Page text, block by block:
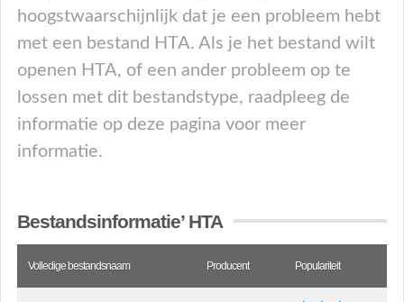
hoogstwaarschijnlijk dat je een probleem hebt
met een bestand HTA. Als je het bestand wilt
openen HTA, of een ander probleem op te
lossen met dit bestandstype, raadpleeg de
informatie op deze pagina voor meer
informatie.
Bestandsinformatie’ HTA
Volledige bestandsnaam Producent Populariteit